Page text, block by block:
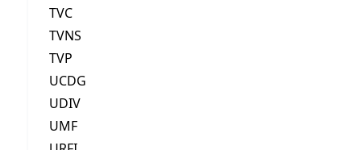
TVC
TVNS
TVP
UCDG
UDIV
UMF